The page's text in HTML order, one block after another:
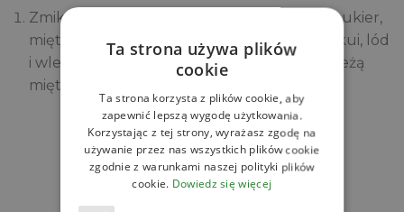
Zmiksuj lub utrzyj ze sobą cząstki limonki, cukier,
miętę i imbir, następnie dodaj pulpę z marakui, lód
i wlej wodę kokosową. Koktajl udekoruj świeżą
miętą.
Zobacz
Powiązane produkty
Ta strona używa plików
cookie
Ta strona korzysta z plików cookie, aby
zapewnić lepszą wygodę użytkowania.
Korzystając z tej strony, wyrażasz zgodę na
używanie przez nas wszystkich plików cookie
zgodnie z warunkami naszej polityki plików
cookie. Dowiedz się więcej